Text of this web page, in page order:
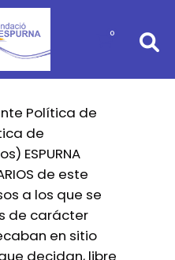
0
Política de
de
ESPURNA
de este
a los que se
de carácter
en sitio
decidan, libre